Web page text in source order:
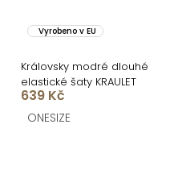
Vyrobeno v EU
Královsky modré dlouhé
elastické šaty KRAULET
639 Kč
ONESIZE